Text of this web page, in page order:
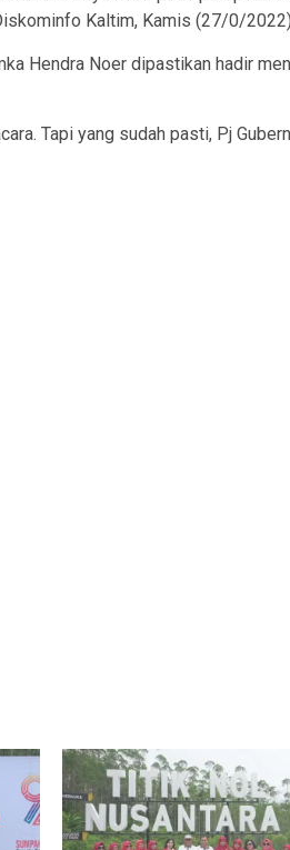
Kaltim, Kamis (27/0/
Hendra Noer dipastikan hadir
Tapi yang sudah pasti, Pj